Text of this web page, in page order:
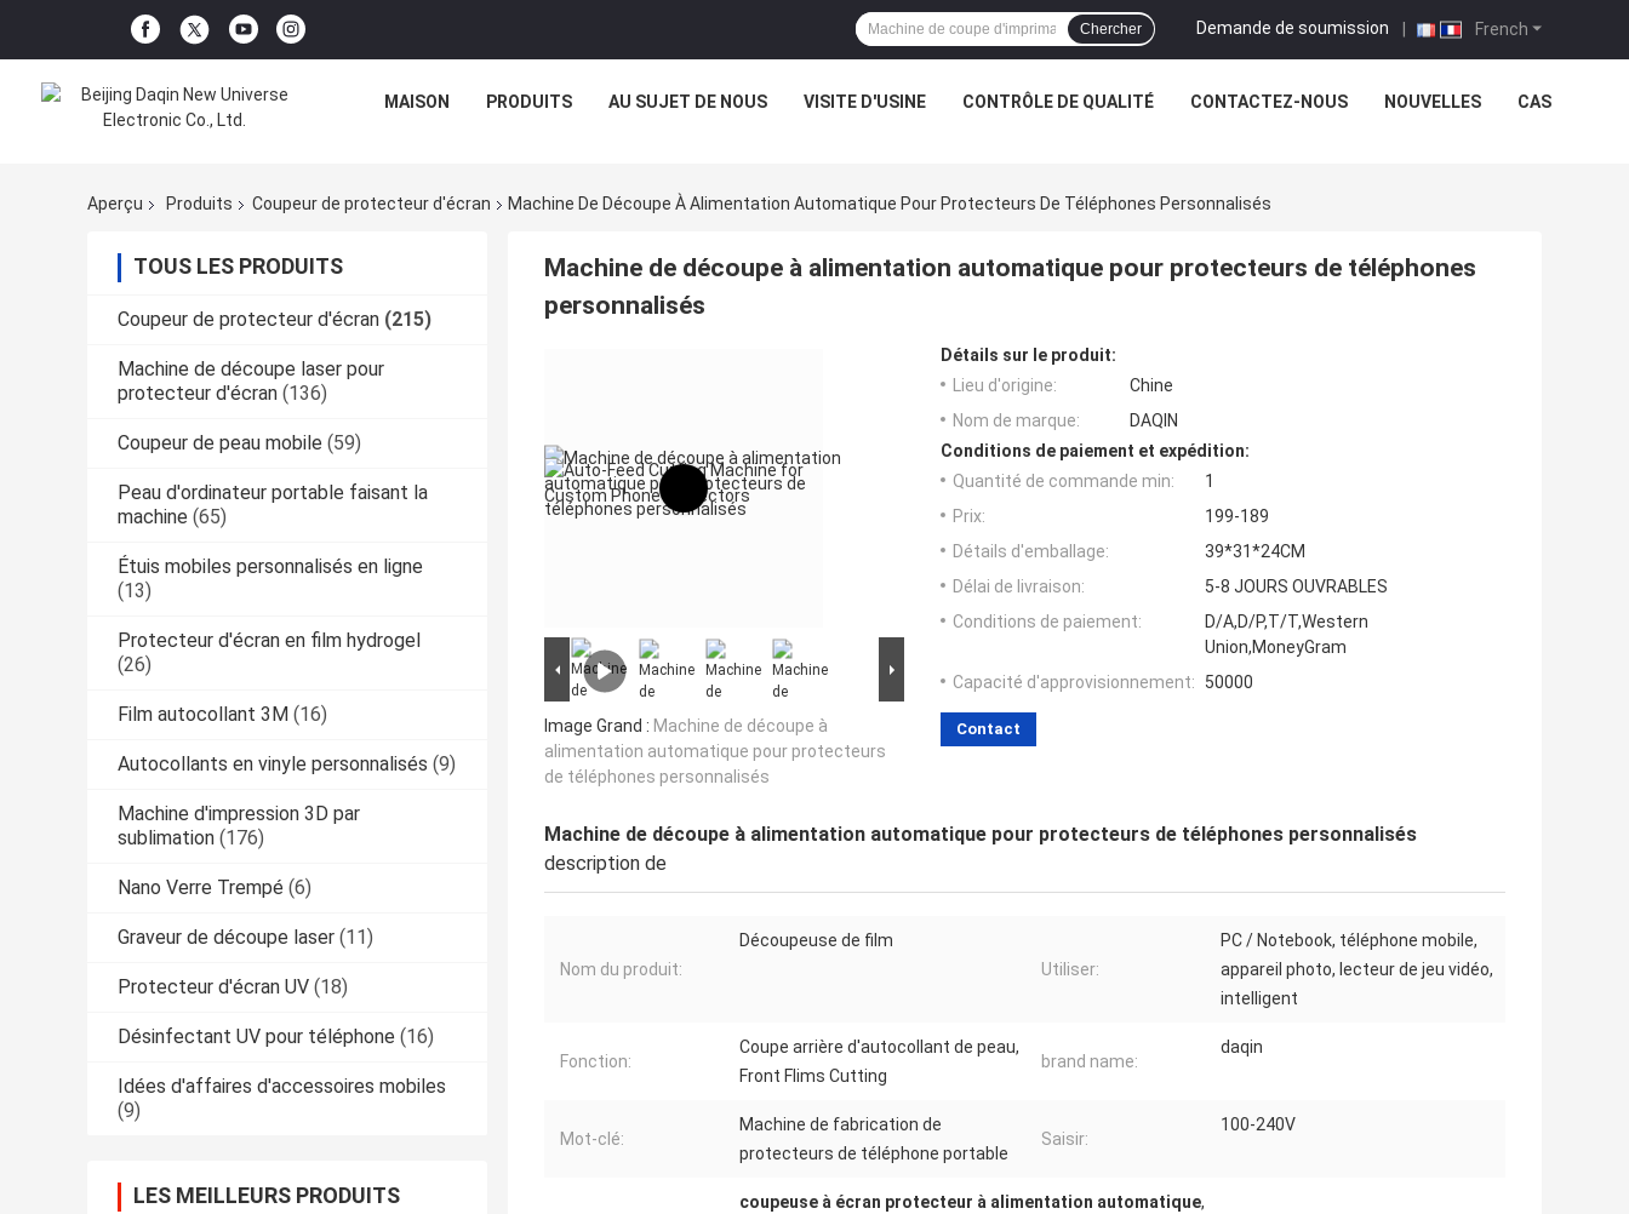
French
Demande de soumission |
Chercher
MAISON PRODUITS AU SUJET DE NOUS VISITE D'USINE CONTRÔLE DE QUALITÉ CONTACTEZ-NOUS NOUVELLES CAS
Aperçu Produits Coupeur de protecteur d'écran Machine De Découpe À Alimentation Automatique Pour Protecteurs De Téléphones Personnalisés
TOUS LES PRODUITS
Coupeur de protecteur d'écran (215)
Machine de découpe laser pour
protecteur d'écran (136)
Coupeur de peau mobile (59)
Peau d'ordinateur portable faisant la
machine (65)
Étuis mobiles personnalisés en ligne
(13)
Protecteur d'écran en film hydrogel
(26)
Film autocollant 3M (16)
Autocollants en vinyle personnalisés (9)
Machine d'impression 3D par
sublimation (176)
Nano Verre Trempé (6)
Graveur de découpe laser (11)
Protecteur d'écran UV (18)
Désinfectant UV pour téléphone (16)
Idées d'affaires d'accessoires mobiles
(9)
LES MEILLEURS PRODUITS
Machine de découpe à alimentation automatique pour protecteurs de téléphones
personnalisés
Image Grand : Machine de découpe à
alimentation automatique pour protecteurs
de téléphones personnalisés
Détails sur le produit:
Lieu d'origine:
Chine
Nom de marque:
DAQIN
Conditions de paiement et expédition:
Quantité de commande min:
1
Prix:
199-189
Détails d'emballage:
39*31*24CM
Délai de livraison:
5-8 JOURS OUVRABLES
Conditions de paiement:
D/A,D/P,T/T,Western
Union,MoneyGram
Capacité d'approvisionnement:
50000
Contact
Machine de découpe à alimentation automatique pour protecteurs de téléphones personnalisés
description de
Nom du produit:
Découpeuse de film
Utiliser:
PC / Notebook, téléphone mobile,
appareil photo, lecteur de jeu vidéo,
intelligent
Fonction:
Coupe arrière d'autocollant de peau,
Front Flims Cutting
brand name:
daqin
Mot-clé:
Machine de fabrication de
protecteurs de téléphone portable
Saisir:
100-240V
coupeuse à écran protecteur à alimentation automatique,